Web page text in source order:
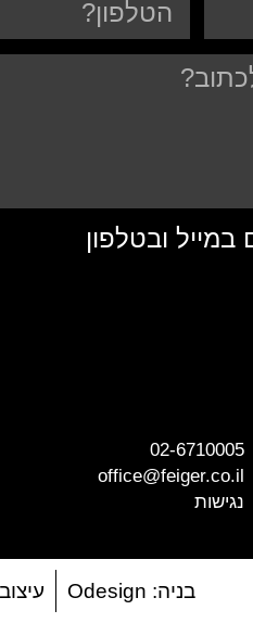
ובטלפון
02-6710005
office@feiger.co.il
נגישות
בניה: Odesign עיצוב: